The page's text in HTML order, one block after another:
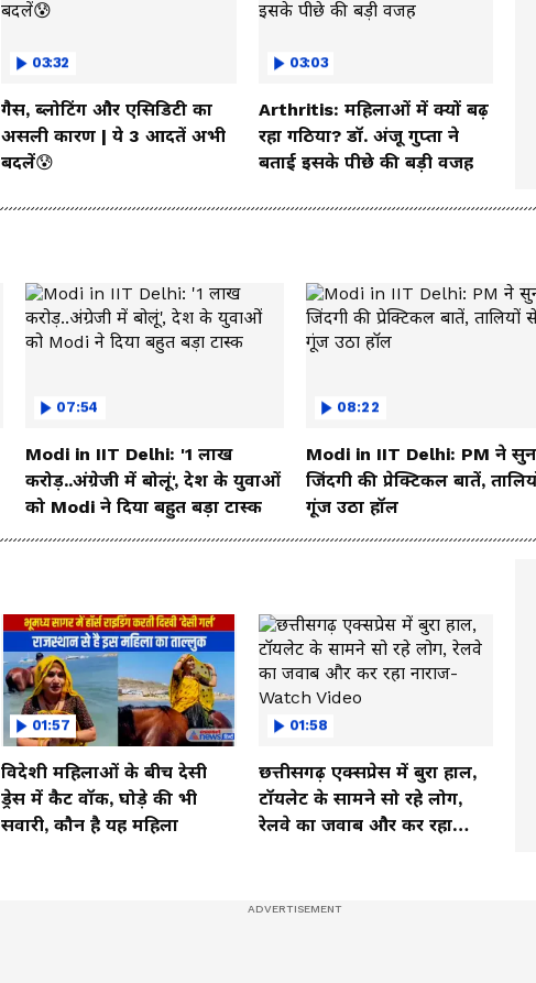
03:32
गैस, ब्लोटिंग और एसिडिटी का
असली कारण | ये 3 आदतें अभी
बदलें😰
03:03
Arthritis: महिलाओं में क्यों बढ़
रहा गठिया? डॉ. अंजू गुप्ता ने
बताई इसके पीछे की बड़ी वजह
07:54
Modi in IIT Delhi: '1 लाख
करोड़..अंग्रेजी में बोलूं', देश के युवाओं
को Modi ने दिया बहुत बड़ा टास्क
08:22
Modi in IIT Delhi: PM ने
जिंदगी की प्रेक्टिकल बातें,
गूंज उठा हॉल
01:57
विदेशी महिलाओं के बीच देसी
ड्रेस में कैट वॉक, घोड़े की भी
सवारी, कौन है यह महिला
01:58
छत्तीसगढ़ एक्सप्रेस में बुरा हाल,
टॉयलेट के सामने सो रहे लोग,
रेलवे का जवाब और कर रहा